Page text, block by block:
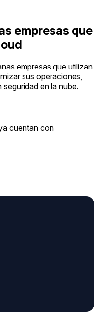
empresas que
empresas que utilizan
sus operaciones,
en la nube.
cuentan con